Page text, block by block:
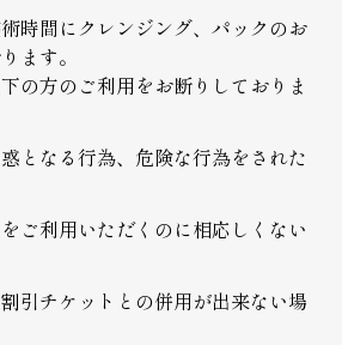
時間にクレンジング、パックのお
ます。
の方のご利用をお断りしておりま
となる行為、危険な行為をされた
ご利用いただくのに相応しくない
引チケットとの併用が出来ない場